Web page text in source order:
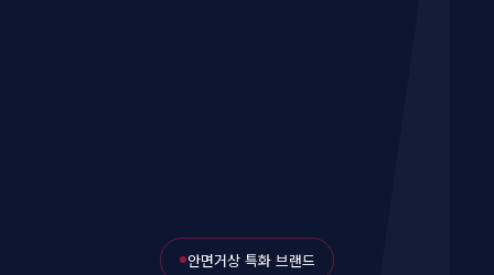
안면거상 특화 브랜드